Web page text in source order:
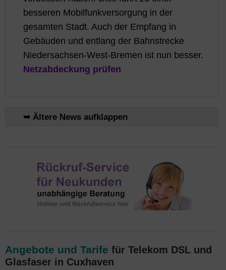
besseren Mobilfunkversorgung in der
gesamten Stadt. Auch der Empfang in
Gebäuden und entlang der Bahnstrecke
Niedersachsen-West-Bremen ist nun besser.
Netzabdeckung prüfen
➥ Ältere News aufklappen
Angebote und Tarife für Telekom DSL und
Glasfaser in Cuxhaven